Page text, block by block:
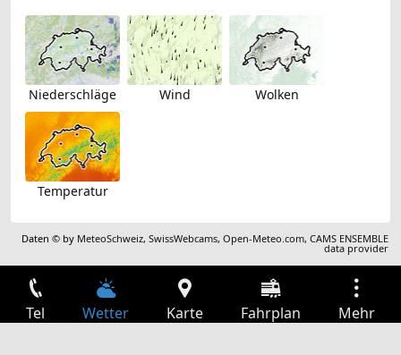
Niederschläge Wind Wolken
Temperatur
Daten © by MeteoSchweiz,SwissWebcams,Open-Meteo.com,CAMS ENSEMBLE
data provider
Tel Wetter Karte Fahrplan Mehr